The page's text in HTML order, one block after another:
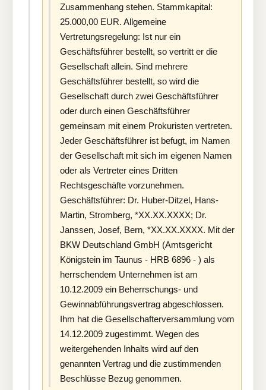
Zusammenhang stehen. Stammkapital:
25.000,00 EUR. Allgemeine
Vertretungsregelung: Ist nur ein
Geschäftsführer bestellt, so vertritt er die
Gesellschaft allein. Sind mehrere
Geschäftsführer bestellt, so wird die
Gesellschaft durch zwei Geschäftsführer
oder durch einen Geschäftsführer
gemeinsam mit einem Prokuristen vertreten.
Jeder Geschäftsführer ist befugt, im Namen
der Gesellschaft mit sich im eigenen Namen
oder als Vertreter eines Dritten
Rechtsgeschäfte vorzunehmen.
Geschäftsführer: Dr. Huber-Ditzel, Hans-
Martin, Stromberg, *XX.XX.XXXX; Dr.
Janssen, Josef, Bern, *XX.XX.XXXX. Mit der
BKW Deutschland GmbH (Amtsgericht
Königstein im Taunus - HRB 6896 - ) als
herrschendem Unternehmen ist am
10.12.2009 ein Beherrschungs- und
Gewinnabführungsvertrag abgeschlossen.
Ihm hat die Gesellschafterversammlung vom
14.12.2009 zugestimmt. Wegen des
weitergehenden Inhalts wird auf den
genannten Vertrag und die zustimmenden
Beschlüsse Bezug genommen.